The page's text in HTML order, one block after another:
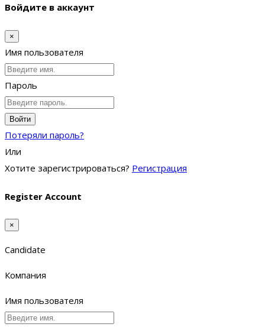
Войдите в аккаунт
×
Имя пользователя
Пароль
Войти
Потеряли пароль?
Или
Хотите зарегистрироваться? Регистрация
Register Account
×
Candidate
Компания
Имя пользователя